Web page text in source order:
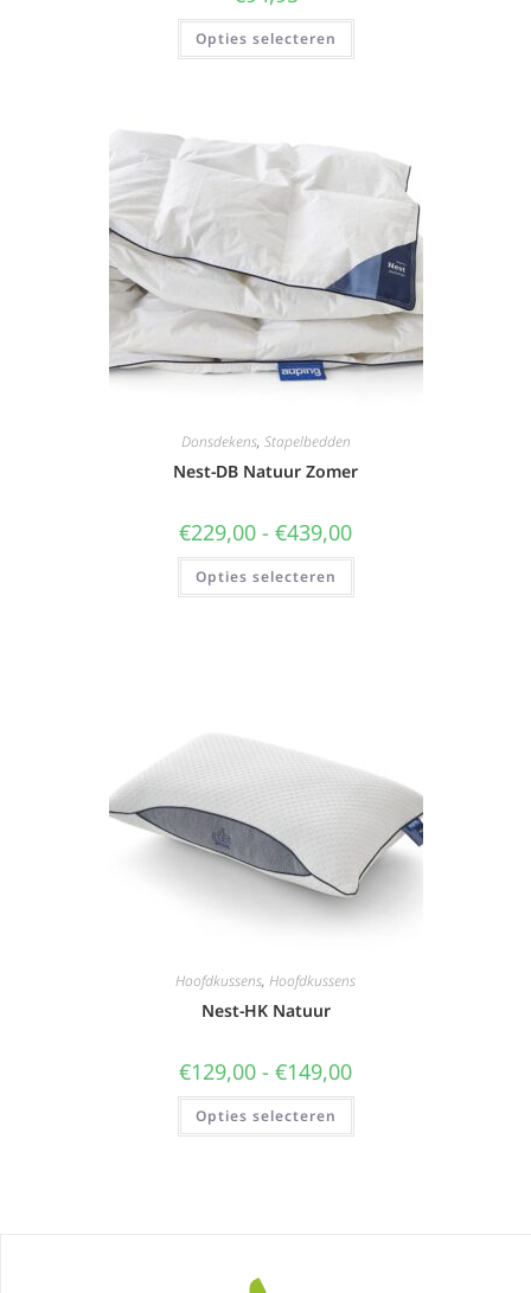
Opties selecteren
Donsdekens, Stapelbedden
Nest-DB Natuur Zomer
€229,00 - €439,00
Opties selecteren
Hoofdkussens, Hoofdkussens
Nest-HK Natuur
€129,00 - €149,00
Opties selecteren